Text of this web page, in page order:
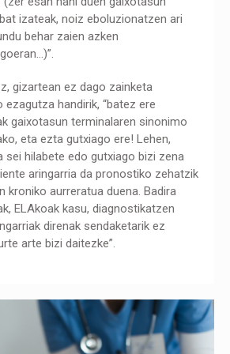
izateak, noiz eboluzionatzen ari
behar zaien azken
gizartean ez dago zainketa
ezagutza handirik, “batez ere
gaixotasun terminalaren sinonimo
eta ezta gutxiago ere! Lehen,
sei hilabete edo gutxiago bizi zena
aringarria da pronostiko zehatzik
kroniko aurreratua duena. Badira
ELAkoak kasu, diagnostikatzen
direnak sendaketarik ez
arte bizi daitezke”.